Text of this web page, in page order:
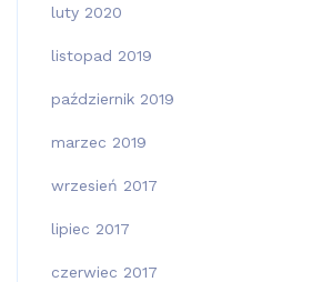
luty 2020
listopad 2019
październik 2019
marzec 2019
wrzesień 2017
lipiec 2017
czerwiec 2017